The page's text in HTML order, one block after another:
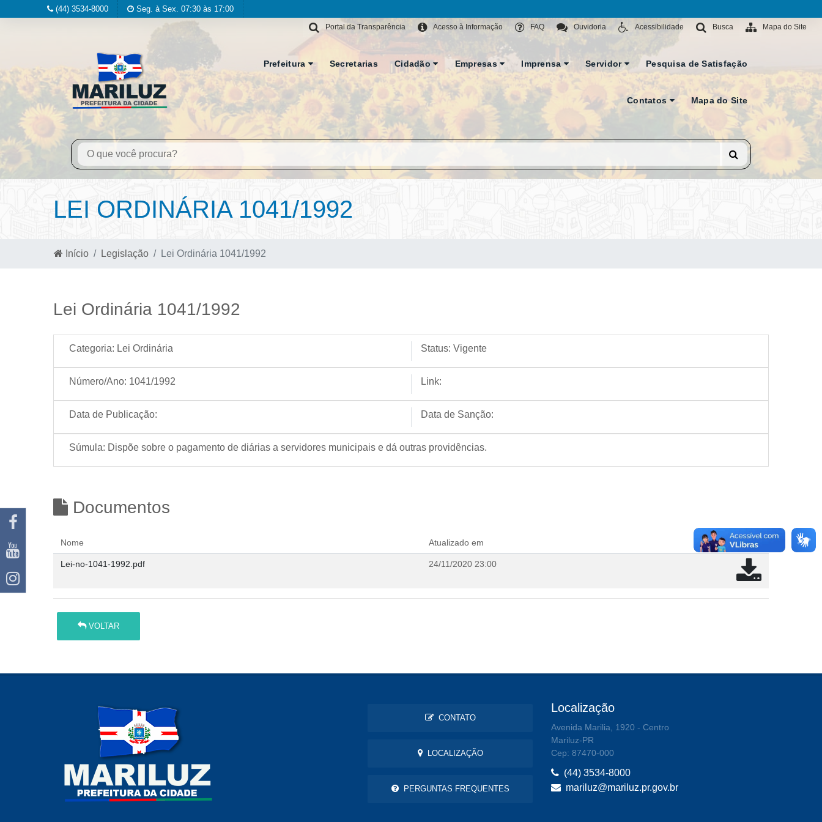
(44) 3534-8000 Seg. à Sex. 07:30 às 17:00
Mapa do Site
Busca
Acessibilidade
Ouvidoria
FAQ
Acesso à Informação
Portal da Transparência
Prefeitura Secretarias Cidadão Empresas Imprensa Servidor Pesquisa de Satisfação
Contatos Mapa do Site
LEI ORDINÁRIA 1041/1992
Início Legislação Lei Ordinária 1041/1992
Lei Ordinária 1041/1992
Categoria: Lei Ordinária Status: Vigente
Número/Ano: 1041/1992 Link:
Data de Publicação: Data de Sanção:
Súmula: Dispõe sobre o pagamento de diárias a servidores municipais e dá outras providências.
Documentos
Nome Atualizado em
Lei-no-1041-1992.pdf 24/11/2020 23:00
VOLTAR
CONTATO
LOCALIZAÇÃO
PERGUNTAS FREQUENTES
Localização
Avenida Marilia, 1920 - Centro
Mariluz-PR
Cep: 87470-000
(44) 3534-8000
mariluz@mariluz.pr.gov.br